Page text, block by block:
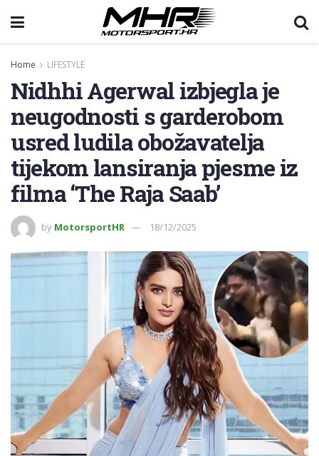
Home LIFESTYLE
Nidhhi Agerwal izbjegla je
neugodnosti s garderobom
usred ludila obožavatelja
tijekom lansiranja pjesme iz
filma ‘The Raja Saab’
by MotorsportHR 18/12/2025